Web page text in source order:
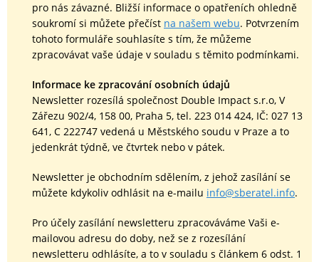
pro nás závazné. Bližší informace o opatřeních ohledně
soukromí si můžete přečíst na našem webu. Potvrzením
tohoto formuláře souhlasíte s tím, že můžeme
zpracovávat vaše údaje v souladu s těmito podmínkami.
Informace ke zpracování osobních údajů
Newsletter rozesílá společnost Double Impact s.r.o, V
Zářezu 902/4, 158 00, Praha 5, tel. 223 014 424, IČ: 027 13
641, C 222747 vedená u Městského soudu v Praze a to
jedenkrát týdně, ve čtvrtek nebo v pátek.
Newsletter je obchodním sdělením, z jehož zasílání se
můžete kdykoliv odhlásit na e-mailu info@sberatel.info.
Pro účely zasílání newsletteru zpracováváme Vaši e-
mailovou adresu do doby, než se z rozesílání
newsletteru odhlásíte, a to v souladu s článkem 6 odst. 1